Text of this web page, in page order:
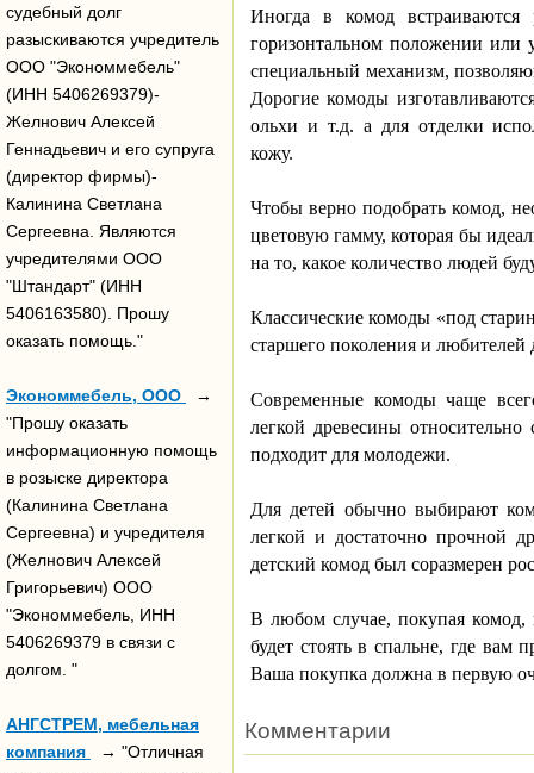
судебный долг
разыскиваются учредитель
ООО "Экономмебель"
(ИНН 5406269379)-
Желнович Алексей
Геннадьевич и его супруга
(директор фирмы)-
Калинина Светлана
Сергеевна. Являются
учредителями ООО
"Штандарт" (ИНН
5406163580). Прошу
оказать помощь."
Экономмебель, ООО
→
"Прошу оказать
информационную помощь
в розыске директора
(Калинина Светлана
Сергеевна) и учредителя
(Желнович Алексей
Григорьевич) ООО
"Экономмебель, ИНН
5406269379 в связи с
долгом. "
АНГСТРЕМ, мебельная
компания
→ "Отличная
Иногда в комод
горизонтальном положении или
специальный механизм,
Дорогие комоды
ольхи и т.д. а для отделки
кожу.
Чтобы верно подобрать комод,
цветовую гамму, которая бы
на то, какое количество людей
Классические комоды «под
старшего поколения и любителей
Современные комоды чаще
легкой древесины
подходит для молодежи.
Для детей обычно выбирают
легкой и достаточно прочной
детский комод был соразмерен
В любом случае, покупая
будет стоять в спальне, где вам
Ваша покупка должна в первую
Комментарии